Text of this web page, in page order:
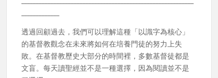
透過回顧過去，我們可以理解這種「以識字為核心」
的基督教觀念在未來將如何在培養門徒的努力上失
敗。在基督教歷史大部分的時間裡，多數基督徒都是
文盲。每天讀聖經並不是一種選擇，因為閱讀並不是